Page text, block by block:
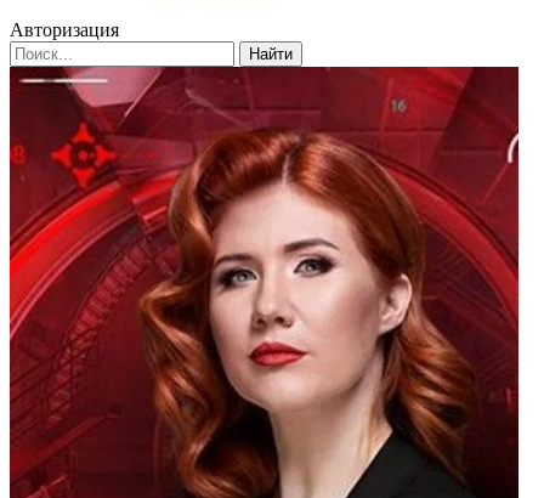
Авторизация
Найти